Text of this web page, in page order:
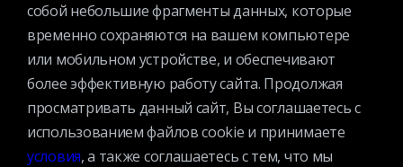
Услуги
История библиотеки
Спецпроекты
Премии
Официальные документы
Противодействие коррупции
собой небольшие фрагменты данных, которые
временно сохраняются на вашем компьютере
или мобильном устройстве, и обеспечивают
более эффективную работу сайта. Продолжая
просматривать данный сайт, Вы соглашаетесь с
использованием файлов cookie и принимаете
условия, а также соглашаетесь с тем, что мы